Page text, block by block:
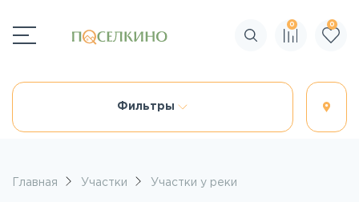
Поиск по сайту
0 0
Фильтры
Главная Участки Участки у реки